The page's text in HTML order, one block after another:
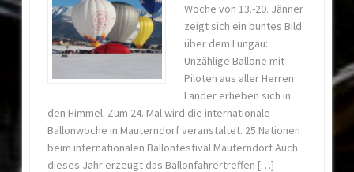
Woche von 13.-20. Jänner
zeigt sich ein buntes Bild
über dem Lungau:
Unzählige Ballone mit
Piloten aus aller Herren
Länder erheben sich in
den Himmel. Zum 24. Mal wird die internationale
Ballonwoche in Mauterndorf veranstaltet. 25 Nationen
beim internationalen Ballonfestival Mauterndorf Auch
dieses Jahr erzeugt das Ballonfahrertreffen […]